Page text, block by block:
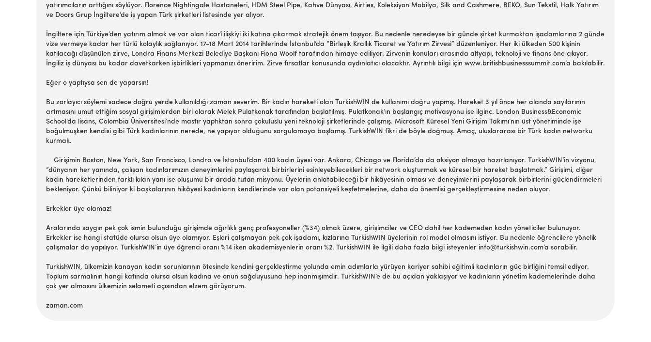
yatırımcıların arttığını söylüyor. Florence Nightingale Hastaneleri, HDM Steel Pipe, Kahve Dünyası, Airties, Koleksiyon Mobilya, Silk and Cashmere, BEKO, Sun Tekstil, Halk Yatırım
ve Doors Grup İngiltere’de iş yapan Türk şirketleri listesinde yer alıyor.
İngiltere için Türkiye’den yatırım almak ve var olan ticarî ilişkiyi iki katına çıkarmak stratejik önem taşıyor. Bu nedenle neredeyse bir günde şirket kurmaktan işadamlarına 2 günde
vize vermeye kadar her türlü kolaylık sağlanıyor. 17-18 Mart 2014 tarihlerinde İstanbul’da “Birleşik Krallık Ticaret ve Yatırım Zirvesi” düzenleniyor. Her iki ülkeden 500 kişinin
katılacağı düşünülen zirve, Londra Finans Merkezi Belediye Başkanı Fiona Woolf tarafından himaye ediliyor. Zirvenin konuları arasında altyapı, teknoloji ve finans öne çıkıyor.
İngiliz iş dünyası bu kadar davetkarken işbirlikleri yapmanızı öneririm. Zirve fırsatlar konusunda aydınlatıcı olacaktır. Ayrıntılı bilgi için www.britishbusinesssummit.com’a bakılabilir.
Eğer o yaptıysa sen de yaparsın!
Bu zorlayıcı söylemi sadece doğru yerde kullanıldığı zaman severim. Bir kadın hareketi olan TurkishWIN de kullanımı doğru yapmış. Hareket 3 yıl önce her alanda sayılarının
artmasını umut ettiğim sosyal girişimlerden biri olarak Melek Pulatkonak tarafından başlatılmış. Pulatkonak’ın başlangıç motivasyonu ise ilginç. London Business&Economic
School’da lisans, Colombia Üniversitesi’nde mastır yaptıktan sonra çokuluslu yeni teknoloji şirketlerinde çalışmış. Microsoft Küresel Yeni Girişim Takımı’nın üst yönetiminde işe
boğulmuşken kendisi gibi Türk kadınlarının nerede, ne yapıyor olduğunu sorgulamaya başlamış. TurkishWIN fikri de böyle doğmuş. Amaç, uluslararası bir Türk kadın networku
kurmak.
Girişimin Boston, New York, San Francisco, Londra ve İstanbul’dan 400 kadın üyesi var. Ankara, Chicago ve Florida’da da aksiyon almaya hazırlanıyor. TurkishWIN’in vizyonu,
“dünyanın her yanında, çalışan kadınlarımızın deneyimlerini paylaşarak birbirlerini esinleyebilecekleri bir network oluşturmak ve küresel bir hareket başlatmak.” Girişimi, diğer
kadın hareketlerinden farklı kılan yanı ise oluşumu bir arada tutan misyonu. Üyelerin anlatabileceği bir hikâyesinin olması ve deneyimlerini paylaşarak birbirlerini güçlendirmeleri
bekleniyor. Çünkü biliniyor ki başkalarının hikâyesi kadınların kendilerinde var olan potansiyeli keşfetmelerine, daha da önemlisi gerçekleştirmesine neden oluyor.
Erkekler üye olamaz!
Aralarında saygın pek çok ismin bulunduğu girişimde ağırlıklı genç profesyoneller (%34) olmak üzere, girişimciler ve CEO dahil her kademeden kadın yöneticiler bulunuyor.
Erkekler ise hangi statüde olursa olsun üye olamıyor. Eşleri çalışmayan pek çok işadamı, kızlarına TurkishWIN üyelerinin rol model olmasını istiyor. Bu nedenle öğrencilere yönelik
çalışmalar da yapılıyor. TurkishWIN’in üye öğrenci oranı %14 iken akademisyenlerin oranı %2. TurkishWIN ile ilgili daha fazla bilgi isteyenler info@turkishwin.com’a sorabilir.
TurkishWIN, ülkemizin kanayan kadın sorunlarının ötesinde kendini gerçekleştirme yolunda emin adımlarla yürüyen kariyer sahibi eğitimli kadınların güç birliğini temsil ediyor.
Toplum sarmalının hangi katında olursa olsun kadına ve onun sağduyusuna hep inanmışımdır. TurkishWIN’e de bu açıdan yaklaşıyor ve kadınların yönetim kademelerinde daha
çok yer almasını ülkemizin selameti açısından elzem görüyorum.
zaman.com